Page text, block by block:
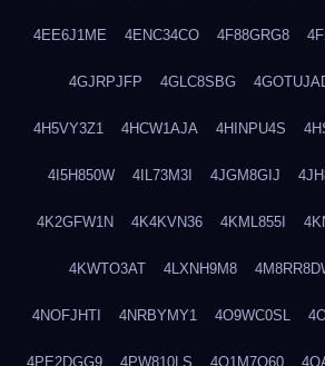
4EE6J1ME 4ENC34CO 4F88GRG8
4GJRPJFP 4GLC8SBG
4H5VY3Z1 4HCW1AJA 4HINPU4S
4I5H850W 4IL73M3I 4JGM8GIJ
4K2GFW1N 4K4KVN36 4KML855I
4KWTO3AT 4LXNH9M8
4NOFJHTI 4NRBYMY1 4O9WC0SL
4PE2DGG9 4PW810LS 4Q1M7Q60